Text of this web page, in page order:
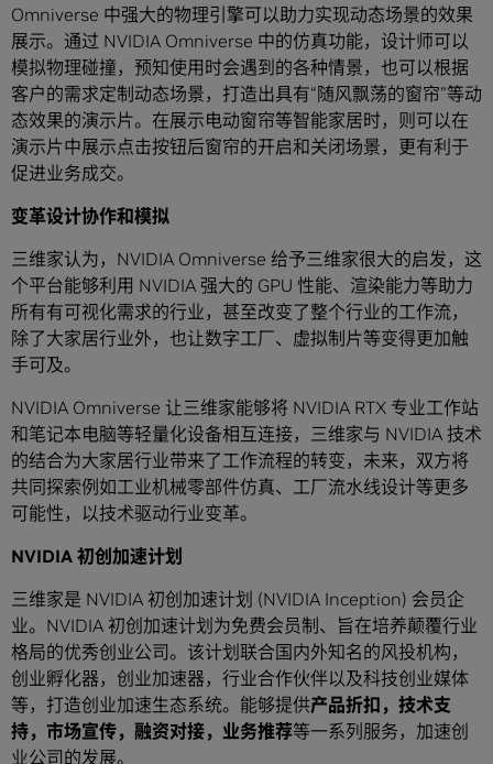
Omniverse 中强大的物理引擎可以助力实现动态场景的效果
展示。通过 NVIDIA Omniverse 中的仿真功能，设计师可以
模拟物理碰撞，预知使用时会遇到的各种情景，也可以根据
客户的需求定制动态场景，打造出具有“随风飘荡的窗帘”等动
态效果的演示片。在展示电动窗帘等智能家居时，则可以在
演示片中展示点击按钮后窗帘的开启和关闭场景，更有利于
促进业务成交。
变革设计协作和模拟
三维家认为，NVIDIA Omniverse 给予三维家很大的启发，这
个平台能够利用 NVIDIA 强大的 GPU 性能、渲染能力等助力
所有有可视化需求的行业，甚至改变了整个行业的工作流，
除了大家居行业外，也让数字工厂、虚拟制片等变得更加触
手可及。
NVIDIA Omniverse 让三维家能够将 NVIDIA RTX 专业工作站
和笔记本电脑等轻量化设备相互连接，三维家与 NVIDIA 技术
的结合为大家居行业带来了工作流程的转变，未来，双方将
共同探索例如工业机械零部件仿真、工厂流水线设计等更多
可能性，以技术驱动行业变革。
NVIDIA 初创加速计划
三维家是 NVIDIA 初创加速计划 (NVIDIA Inception) 会员企
业。NVIDIA 初创加速计划为免费会员制、旨在培养颠覆行业
格局的优秀创业公司。该计划联合国内外知名的风投机构，
创业孵化器，创业加速器，行业合作伙伴以及科技创业媒体
等，打造创业加速生态系统。能够提供产品折扣，技术支
持，市场宣传，融资对接，业务推荐等一系列服务，加速创
业公司的发展。